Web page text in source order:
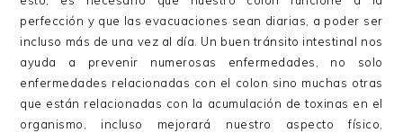
perfección y que las evacuaciones sean diarias, a poder ser
incluso más de una vez al día. Un buen tránsito intestinal nos
ayuda a prevenir numerosas enfermedades, no solo
enfermedades relacionadas con el colon sino muchas otras
que están relacionadas con la acumulación de toxinas en el
organismo, incluso mejorará nuestro aspecto físico,